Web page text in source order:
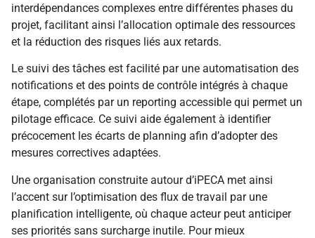
interdépendances complexes entre différentes phases du
projet, facilitant ainsi l’allocation optimale des ressources
et la réduction des risques liés aux retards.
Le suivi des tâches est facilité par une automatisation des
notifications et des points de contrôle intégrés à chaque
étape, complétés par un reporting accessible qui permet un
pilotage efficace. Ce suivi aide également à identifier
précocement les écarts de planning afin d’adopter des
mesures correctives adaptées.
Une organisation construite autour d’iPECA met ainsi
l’accent sur l’optimisation des flux de travail par une
planification intelligente, où chaque acteur peut anticiper
ses priorités sans surcharge inutile. Pour mieux